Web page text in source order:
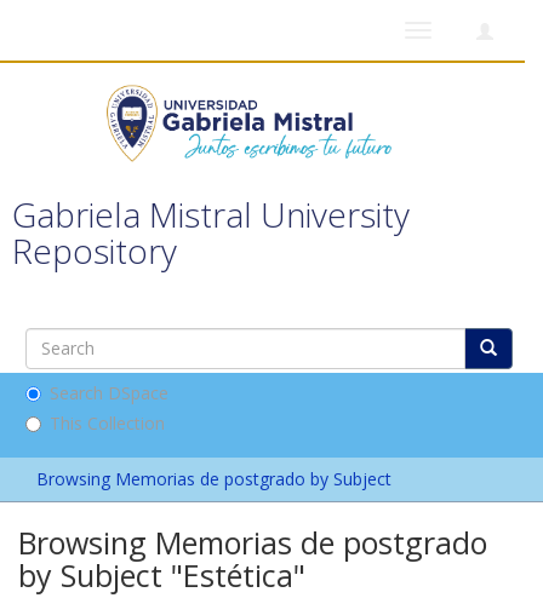
Gabriela Mistral University
Repository
Search DSpace
This Collection
Browsing Memorias de postgrado by Subject
Browsing Memorias de postgrado
by Subject "Estética"